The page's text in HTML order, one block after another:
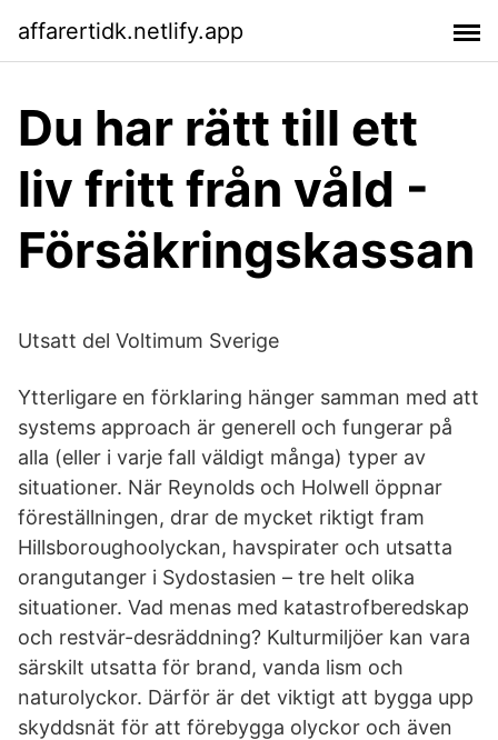
affarertidk.netlify.app
Du har rätt till ett
liv fritt från våld -
Försäkringskassan
Utsatt del Voltimum Sverige
Ytterligare en förklaring hänger samman med att
systems approach är generell och fungerar på
alla (eller i varje fall väldigt många) typer av
situationer. När Reynolds och Holwell öppnar
föreställningen, drar de mycket riktigt fram
Hillsboroughoolyckan, havspirater och utsatta
orangutanger i Sydostasien – tre helt olika
situationer. Vad menas med katastrofberedskap
och restvär-desräddning? Kulturmiljöer kan vara
särskilt utsatta för brand, vanda lism och
naturolyckor. Därför är det viktigt att bygga upp
skyddsnät för att förebygga olyckor och även